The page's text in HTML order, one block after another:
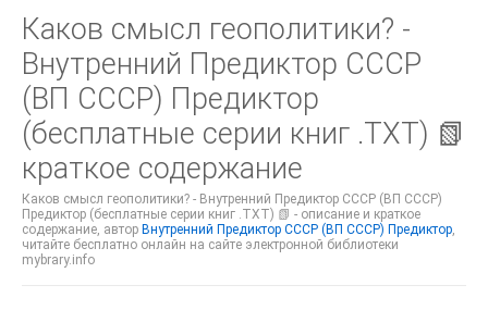
Каков смысл геополитики? -
Внутренний Предиктор СССР
(ВП СССР) Предиктор
(бесплатные серии книг .TXT) 📗
краткое содержание
Каков смысл геополитики? - Внутренний Предиктор СССР (ВП СССР)
Предиктор (бесплатные серии книг .TXT) 📗 - описание и краткое
содержание, автор Внутренний Предиктор СССР (ВП СССР) Предиктор,
читайте бесплатно онлайн на сайте электронной библиотеки
mybrary.info